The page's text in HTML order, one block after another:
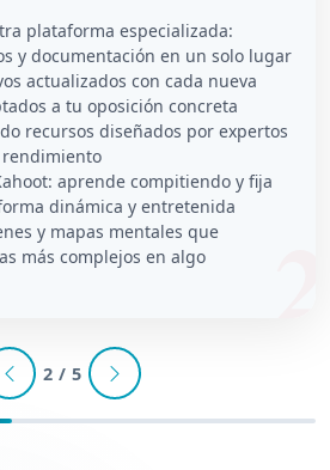
plataforma especializada:
y documentación en un solo lugar
actualizados con cada nueva
a tu oposición concreta
recursos diseñados por expertos
aprende compitiendo y fija
dinámica y entretenida
y mapas mentales que
más complejos en algo
2 / 5